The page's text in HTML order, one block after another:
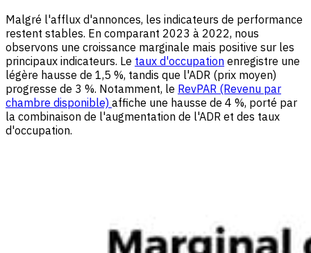
Malgré l'afflux d'annonces, les indicateurs de performance
restent stables. En comparant 2023 à 2022, nous
observons une croissance marginale mais positive sur les
principaux indicateurs. Le taux d'occupation enregistre une
légère hausse de 1,5 %, tandis que l'ADR (prix moyen)
progresse de 3 %. Notamment, le RevPAR (Revenu par
chambre disponible) affiche une hausse de 4 %, porté par
la combinaison de l'augmentation de l'ADR et des taux
d'occupation.